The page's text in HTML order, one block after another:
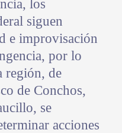
los
siguen
e improvisación
por lo
región, de
de Conchos,
se
acciones